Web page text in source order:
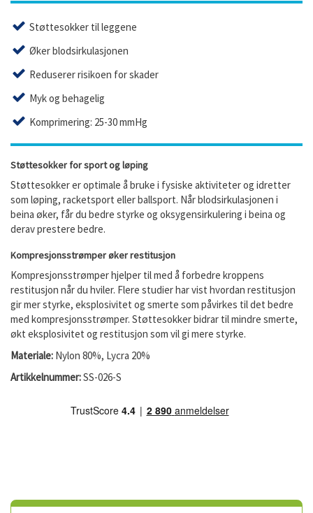
Støttesokker til leggene
Øker blodsirkulasjonen
Reduserer risikoen for skader
Myk og behagelig
Komprimering: 25-30 mmHg
Støttesokker for sport og løping
Støttesokker er optimale å bruke i fysiske aktiviteter og idretter
som løping, racketsport eller ballsport. Når blodsirkulasjonen i
beina øker, får du bedre styrke og oksygensirkulering i beina og
derav prestere bedre.
Kompresjonsstrømper øker restitusjon
Kompresjonsstrømper hjelper til med å forbedre kroppens
restitusjon når du hviler. Flere studier har vist hvordan restitusjon
gir mer styrke, eksplosivitet og smerte som påvirkes til det bedre
med kompresjonsstrømper. Støttesokker bidrar til mindre smerte,
økt eksplosivitet og restitusjon som vil gi mere styrke.
Materiale: Nylon 80%, Lycra 20%
Artikkelnummer:SS-026-S